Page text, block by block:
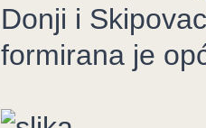
Donji i
formirana je